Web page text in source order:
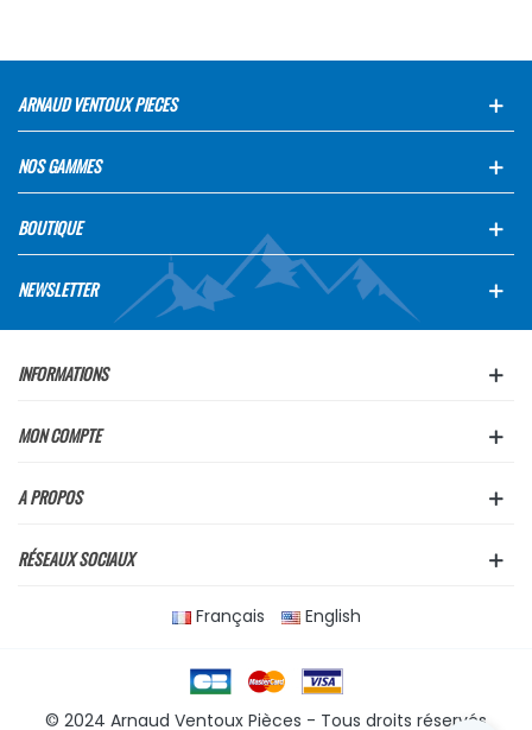
ARNAUD VENTOUX PIECES
NOS GAMMES
BOUTIQUE
NEWSLETTER
INFORMATIONS
MON COMPTE
A PROPOS
RÉSEAUX SOCIAUX
Français English
© 2024 Arnaud Ventoux Pièces - Tous droits réservés